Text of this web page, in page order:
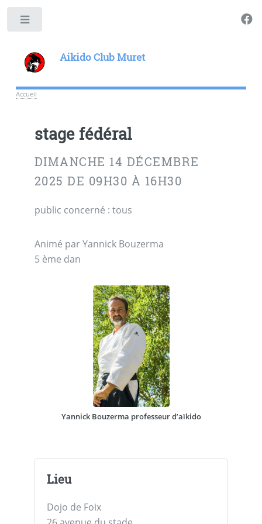
Aikido Club Muret
Accueil
stage fédéral
DIMANCHE 14 DÉCEMBRE
2025 DE 09H30 À 16H30
public concerné : tous
Animé par Yannick Bouzerma
5 ème dan
Yannick Bouzerma professeur d’aïkido
Lieu
Dojo de Foix